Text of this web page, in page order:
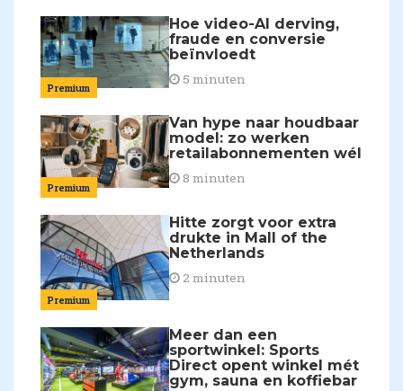
Premium
Hoe video-AI derving,
fraude en conversie
beïnvloedt
5 minuten
Premium
Van hype naar houdbaar
model: zo werken
retailabonnementen wél
8 minuten
Premium
Hitte zorgt voor extra
drukte in Mall of the
Netherlands
2 minuten
Meer dan een
sportwinkel: Sports
Direct opent winkel mét
gym, sauna en koffiebar